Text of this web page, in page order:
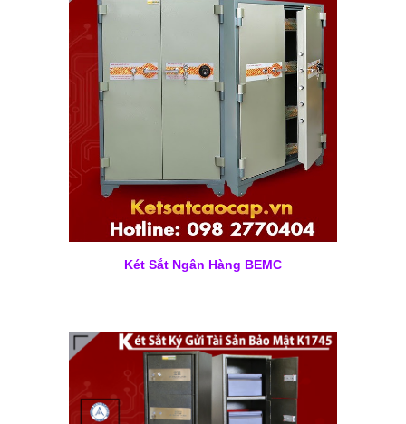
Két Sắt Ngân Hàng BEMC